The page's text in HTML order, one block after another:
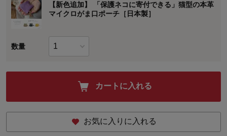
【新色追加】 「保護ネコに寄付できる」猫型の本革
マイクロがま口ポーチ［日本製］
数量
カートに入れる
お気に入りに入れる